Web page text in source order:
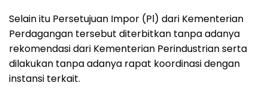
Selain itu Persetujuan Impor (Pl) dari Kementerian
Perdagangan tersebut diterbitkan tanpa adanya
rekomendasi dari Kementerian Perindustrian serta
dilakukan tanpa adanya rapat koordinasi dengan
instansi terkait.